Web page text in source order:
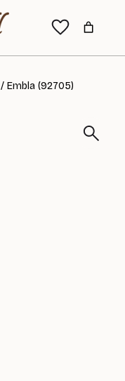
/ Embla (92705)